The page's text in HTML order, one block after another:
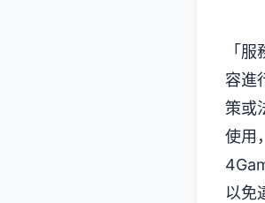
「
容進
策或
使用
以免